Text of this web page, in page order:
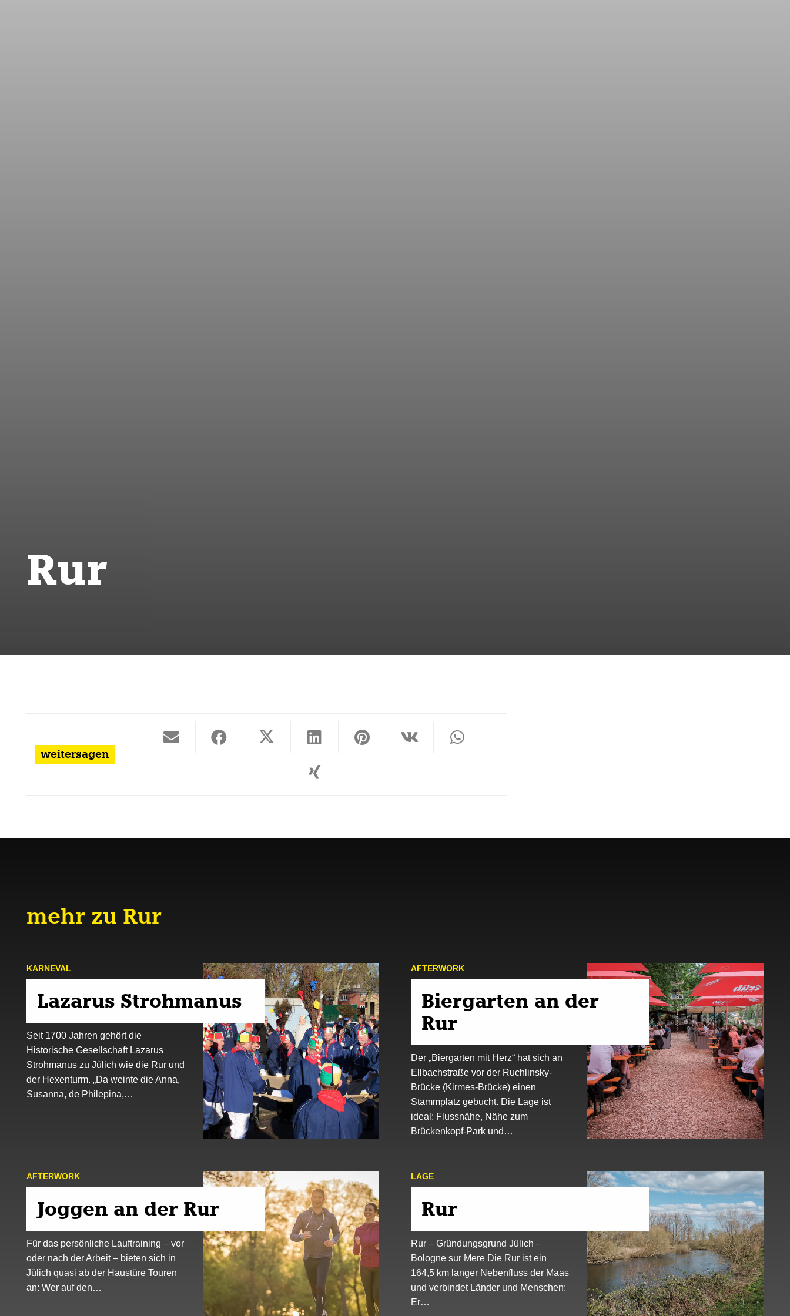
Rur
weitersagen
mehr zu Rur
KARNE­VAL
Lazarus Strohmanus
Seit 1700 Jahren gehört die
Historische Gesellschaft Lazarus
Strohmanus zu Jülich wie die Rur und
der Hexenturm. „Da weinte die Anna,
Susanna, de Philepina,…
AFTER­WORK
Biergarten an der
Rur
Der „Biergarten mit Herz“ hat sich an
Ellbachstraße vor der Ruchlinsky-
Brücke (Kirmes-Brücke) einen
Stammplatz gebucht. Die Lage ist
ideal: Flussnähe, Nähe zum
Brückenkopf-Park und…
AFTER­WORK
Joggen an der Rur
Für das persönliche Lauftraining – vor
oder nach der Arbeit – bieten sich in
Jülich quasi ab der Haustüre Touren
an: Wer auf den…
LAGE
Rur
Rur – Gründungsgrund Jülich –
Bologne sur Mere Die Rur ist ein
164,5 km langer Nebenfluss der Maas
und verbindet Länder und Menschen:
Er…